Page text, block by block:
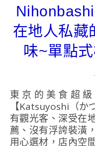
在地人私藏
味~單點
東京的美食超級多，在人形町站附近的
【Katsuyoshi（か
有觀光客、深受在
薦、沒有浮誇裝潢
用心選材，店內空